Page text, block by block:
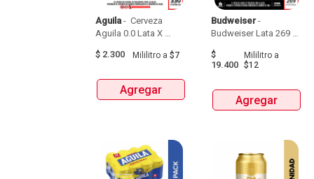
Aguila - Cerveza
Aguila 0.0 Lata X
$ 2.300 Mililitroa $7
Agregar
Budweiser -
Budweiser Lata 269 Ml
$
19.400
Mililitro a
$12
Agregar